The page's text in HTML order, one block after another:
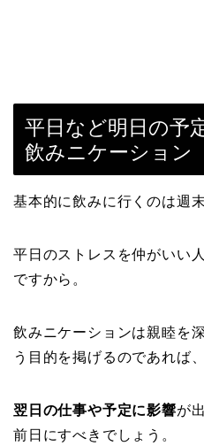
平日など明日の予
飲みニケーション
基本的に飲みに行くのは週
平日のストレスを仲がいい
ですから。
飲みニケーションは親睦を
う目的を掲げるのであれば、
翌日の仕事や予定に影響が
前日にすべきでしょう。